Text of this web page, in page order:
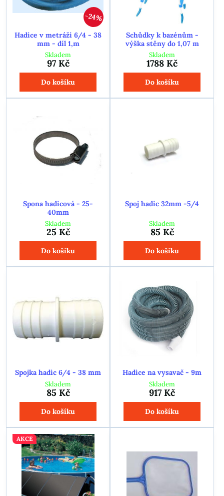
24%
Hadice v metráži 6/4 - 38
mm - díl 1,m
Skladem
97 Kč
Do košíku
Schůdky k bazénům -
výška stěny do 1,07 m
Skladem
1788 Kč
Do košíku
Spona hadicová - 25-
40mm
Skladem
25 Kč
Do košíku
Spoj hadic 32mm -5/4
Skladem
85 Kč
Do košíku
Spojka hadic 6/4 - 38 mm
Skladem
85 Kč
Do košíku
Hadice na vysavač - 9m
Skladem
917 Kč
Do košíku
AKCE